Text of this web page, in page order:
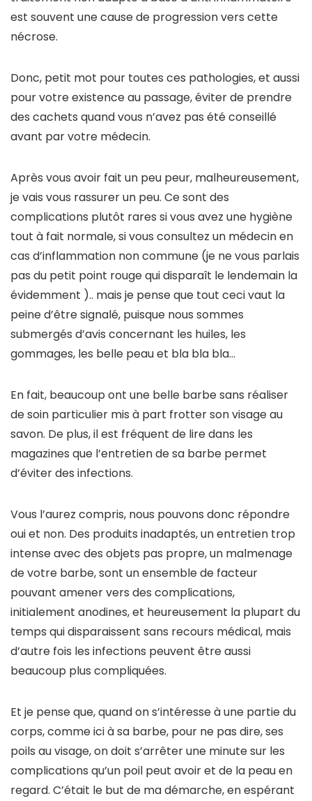
est souvent une cause de progression vers cette
nécrose.
Donc, petit mot pour toutes ces pathologies, et aussi
pour votre existence au passage, éviter de prendre
des cachets quand vous n’avez pas été conseillé
avant par votre médecin.
Après vous avoir fait un peu peur, malheureusement,
je vais vous rassurer un peu. Ce sont des
complications plutôt rares si vous avez une hygiène
tout à fait normale, si vous consultez un médecin en
cas d’inflammation non commune (je ne vous parlais
pas du petit point rouge qui disparaît le lendemain la
évidemment ).. mais je pense que tout ceci vaut la
peine d’être signalé, puisque nous sommes
submergés d’avis concernant les huiles, les
gommages, les belle peau et bla bla bla…
En fait, beaucoup ont une belle barbe sans réaliser
de soin particulier mis à part frotter son visage au
savon. De plus, il est fréquent de lire dans les
magazines que l’entretien de sa barbe permet
d’éviter des infections.
Vous l’aurez compris, nous pouvons donc répondre
oui et non. Des produits inadaptés, un entretien trop
intense avec des objets pas propre, un malmenage
de votre barbe, sont un ensemble de facteur
pouvant amener vers des complications,
initialement anodines, et heureusement la plupart du
temps qui disparaissent sans recours médical, mais
d’autre fois les infections peuvent être aussi
beaucoup plus compliquées.
Et je pense que, quand on s’intéresse à une partie du
corps, comme ici à sa barbe, pour ne pas dire, ses
poils au visage, on doit s’arrêter une minute sur les
complications qu’un poil peut avoir et de la peau en
regard. C’était le but de ma démarche, en espérant